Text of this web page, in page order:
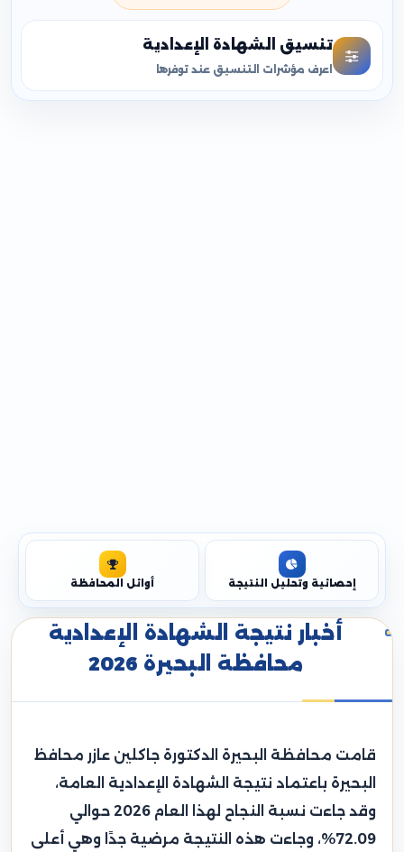
تنسيق الشهادة الإعدادية
اعرف مؤشرات التنسيق عند توفرها
إحصائية وتحليل النتيجة أوائل المحافظة
أخبار نتيجة الشهادة الإعدادية
محافظة البحيرة 2026
قامت محافظة البحيرة الدكتورة جاكلين عازر محافظ
البحيرة باعتماد نتيجة الشهادة الإعدادية العامة،
وقد جاءت نسبة النجاح لهذا العام 2026 حوالي
72.09%، وجاءت هذه النتيجة مرضية جدًا وهي أعلى